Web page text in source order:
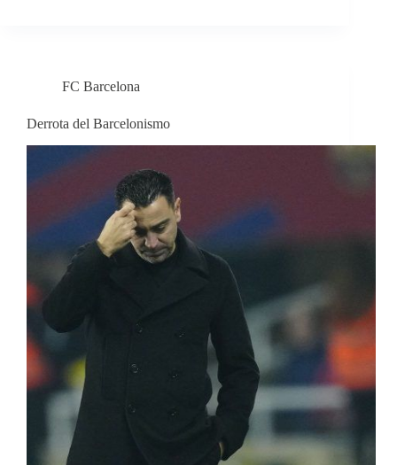
FC Barcelona
Derrota del Barcelonismo